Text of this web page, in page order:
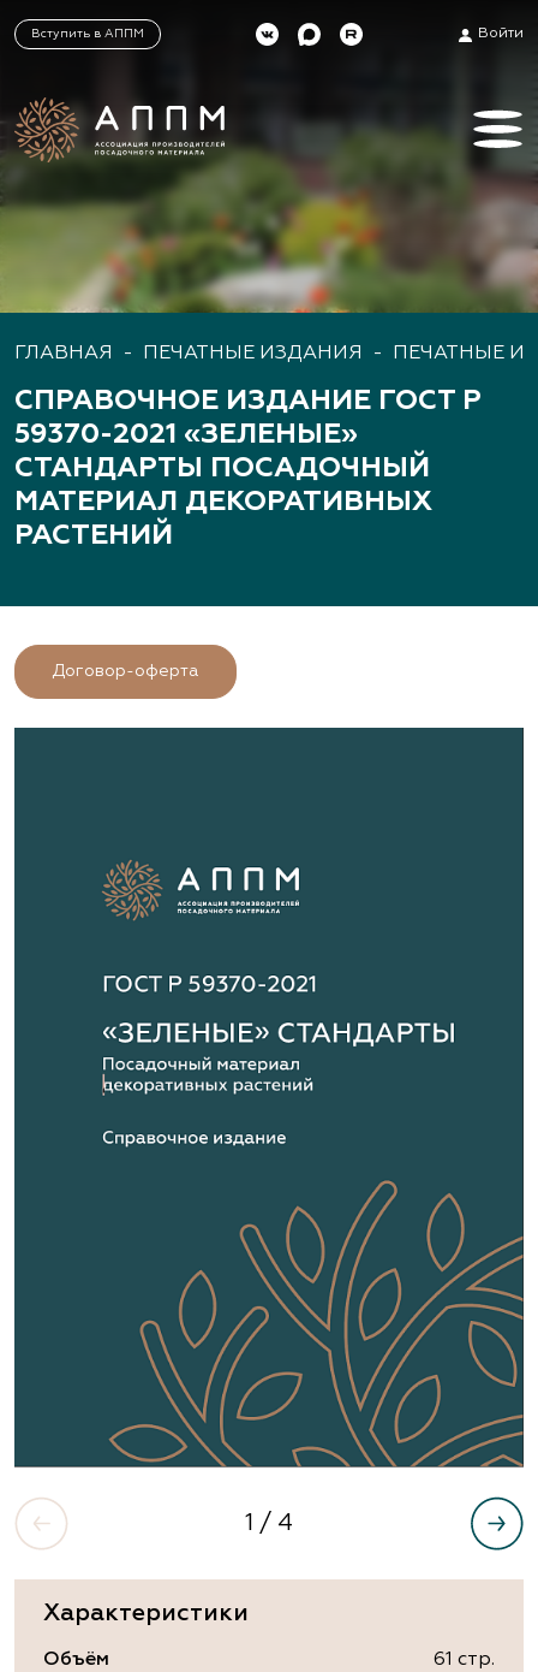
Вступить в АППМ Войти
ГЛАВНАЯ - ПЕЧАТНЫЕ ИЗДАНИЯ - ПЕЧАТНЫЕ
СПРАВОЧНОЕ ИЗДАНИЕ ГОСТ Р
59370-2021 «ЗЕЛЕНЫЕ»
СТАНДАРТЫ ПОСАДОЧНЫЙ
МАТЕРИАЛ ДЕКОРАТИВНЫХ
РАСТЕНИЙ
Договор-оферта
1 / 4
Характеристики
Объём 61 стр.